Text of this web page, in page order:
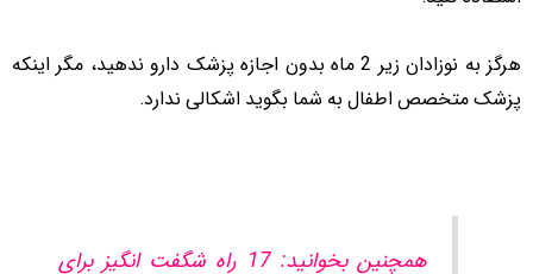
هرگز به نوزادان زیر 2 ماه بدون اجازه پزشک دارو ندهید، مگر اینکه
پزشک متخصص اطفال به شما بگوید اشکالی ندارد.
همچنین بخوانید: 17 راه شگفت انگیز برای